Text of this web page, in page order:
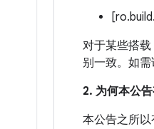
对于某些搭
别一致。如
2. 为何本公
本公告之所